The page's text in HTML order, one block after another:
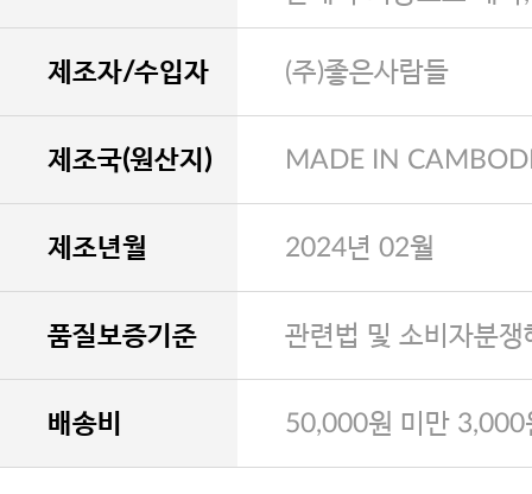
제조자/수입자 (주)좋은사람들
제조국(원산지) MADE IN
제조년월 2024년 02월
품질보증기준 관련법 및 소비자분
배송비 50,000원 미만 3,000